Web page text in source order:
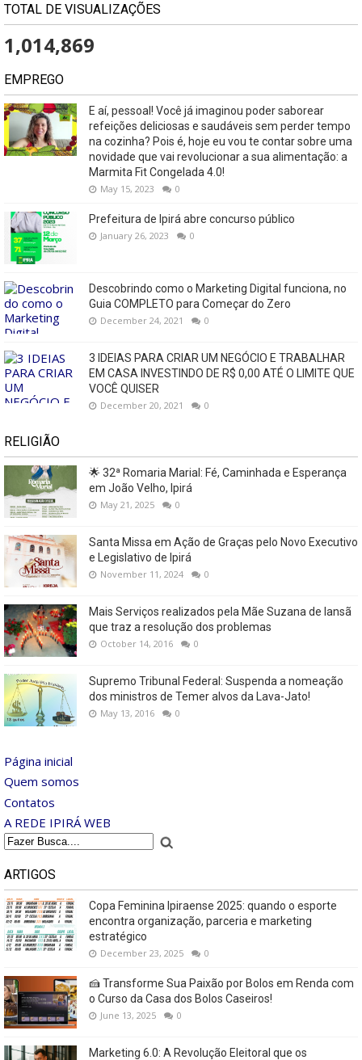
TOTAL DE VISUALIZAÇÕES
1,014,869
EMPREGO
E aí, pessoal! Você já imaginou poder saborear
refeições deliciosas e saudáveis ​​sem perder tempo
na cozinha? Pois é, hoje eu vou te contar sobre uma
novidade que vai revolucionar a sua alimentação: a
Marmita Fit Congelada 4.0!
May 15, 2023 0
Prefeitura de Ipirá abre concurso público
January 26, 2023 0
Descobrindo como o Marketing Digital funciona, no
Guia COMPLETO para Começar do Zero
December 24, 2021 0
3 IDEIAS PARA CRIAR UM NEGÓCIO E TRABALHAR
EM CASA INVESTINDO DE R$ 0,00 ATÉ O LIMITE QUE
VOCÊ QUISER
December 20, 2021 0
RELIGIÃO
🌟 32ª Romaria Marial: Fé, Caminhada e Esperança
em João Velho, Ipirá
May 21, 2025 0
Santa Missa em Ação de Graças pelo Novo Executivo
e Legislativo de Ipirá
November 11, 2024 0
Mais Serviços realizados pela Mãe Suzana de Iansã
que traz a resolução dos problemas
October 14, 2016 0
Supremo Tribunal Federal: Suspenda a nomeação
dos ministros de Temer alvos da Lava-Jato!
May 13, 2016 0
Página inicial
Quem somos
Contatos
A REDE IPIRÁ WEB
ARTIGOS
Copa Feminina Ipiraense 2025: quando o esporte
encontra organização, parceria e marketing
estratégico
December 23, 2025 0
🍰 Transforme Sua Paixão por Bolos em Renda com
o Curso da Casa dos Bolos Caseiros!
June 13, 2025 0
Marketing 6.0: A Revolução Eleitoral que os